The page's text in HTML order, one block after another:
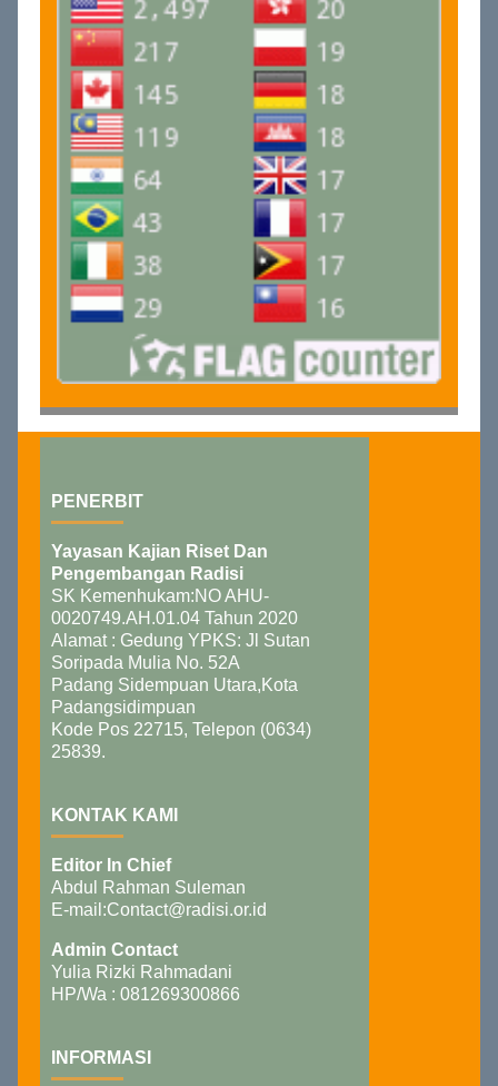
PENERBIT
Yayasan Kajian Riset Dan
Pengembangan Radisi
SK Kemenhukam:NO AHU-
0020749.AH.01.04 Tahun 2020
Alamat : Gedung YPKS: Jl Sutan
Soripada Mulia No. 52A
Padang Sidempuan Utara,Kota
Padangsidimpuan
Kode Pos 22715, Telepon (0634)
25839.
KONTAK KAMI
Editor In Chief
Abdul Rahman Suleman
E-mail:Contact@radisi.or.id
Admin Contact
Yulia Rizki Rahmadani
HP/Wa : 081269300866
INFORMASI